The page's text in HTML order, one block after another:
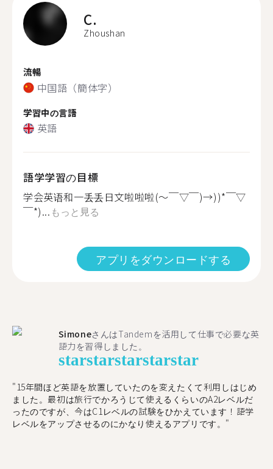
C.
Zhoushan
流暢
中国語（簡体字）
学習中の言語
英語
語学学習の目標
学会英语和一丢丢日文啦啦啦(～￣▽￣)→))*￣▽
￣*)... もっと見る
アプリをダウンロードする
SimoneさんはTandemを活用して仕事で必要な英
語力を習得しました。
starstarstarstarstar
"15年間ほど英語を放置していたのを変えたくて利用しはじめ
ました。最初は旅行でかろうじて使えるくらいのA2レベルだ
ったのですが、今はC1レベルの試験をひかえています！語学
レベルをアップさせるのにかなり使えるアプリです。"